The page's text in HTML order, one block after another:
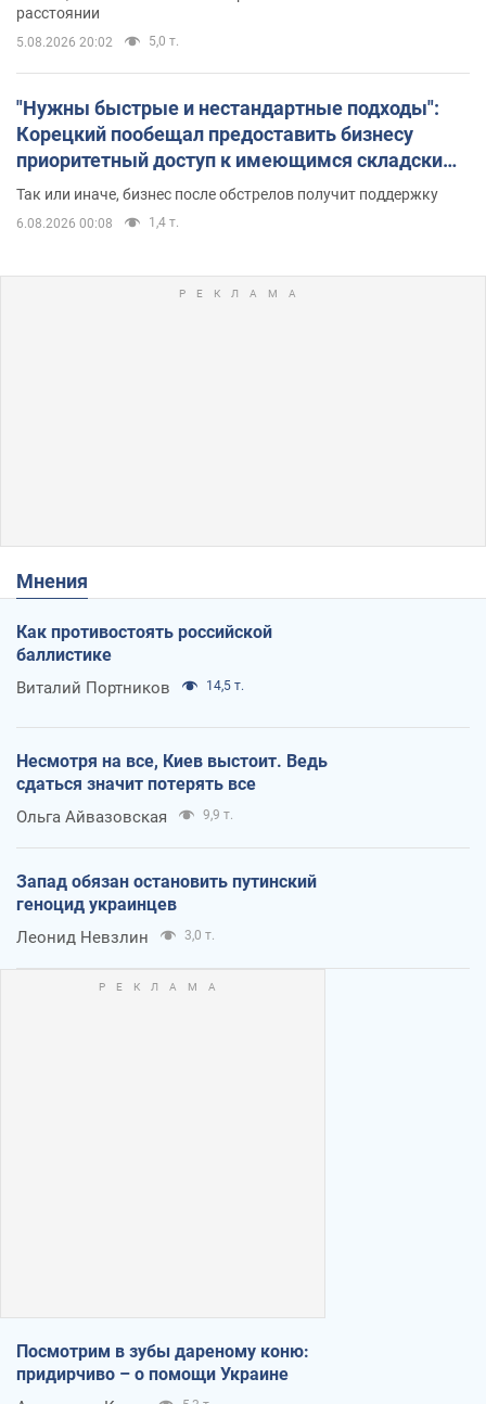
расстоянии
5.08.2026 20:02 5,0 т.
"Нужны быстрые и нестандартные подходы":
Корецкий пообещал предоставить бизнесу
приоритетный доступ к имеющимся складским
помещениям
Так или иначе, бизнес после обстрелов получит поддержку
6.08.2026 00:08 1,4 т.
Мнения
Как противостоять российской
баллистике
Виталий Портников 14,5 т.
Несмотря на все, Киев выстоит. Ведь
сдаться значит потерять все
Ольга Айвазовская 9,9 т.
Запад обязан остановить путинский
геноцид украинцев
Леонид Невзлин 3,0 т.
Посмотрим в зубы дареному коню:
придирчиво – о помощи Украине